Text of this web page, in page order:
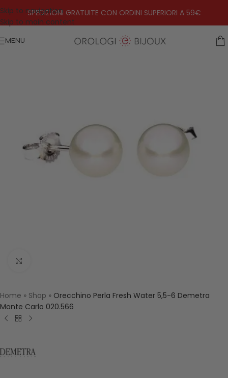
Skip to navigation
Skip to main content
SPEDIZIONI GRATUITE CON ORDINI SUPERIORI A 59€
MENU
Home » Shop » Orecchino Perla Fresh Water 5,5-6 Demetra
Monte Carlo 020.566